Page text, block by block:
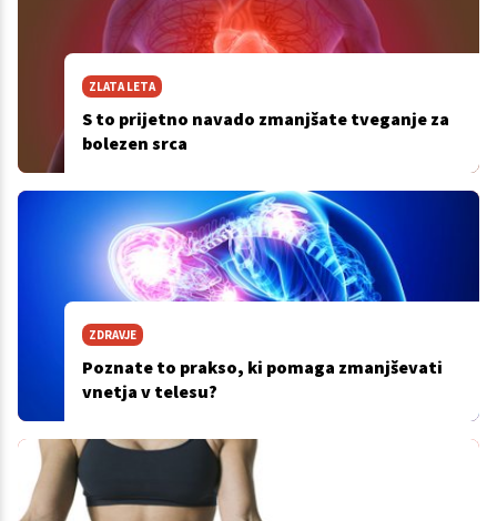
ZLATA LETA
S to prijetno navado zmanjšate tveganje za
bolezen srca
ZDRAVJE
Poznate to prakso, ki pomaga zmanjševati
vnetja v telesu?